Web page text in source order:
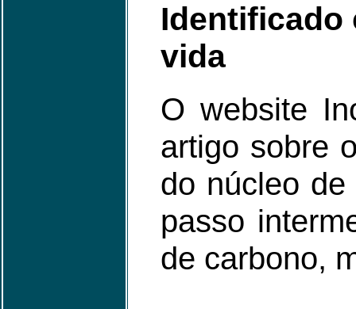
Identificado
vida
O website
artigo sobre
do núcleo
passo
de carbono,